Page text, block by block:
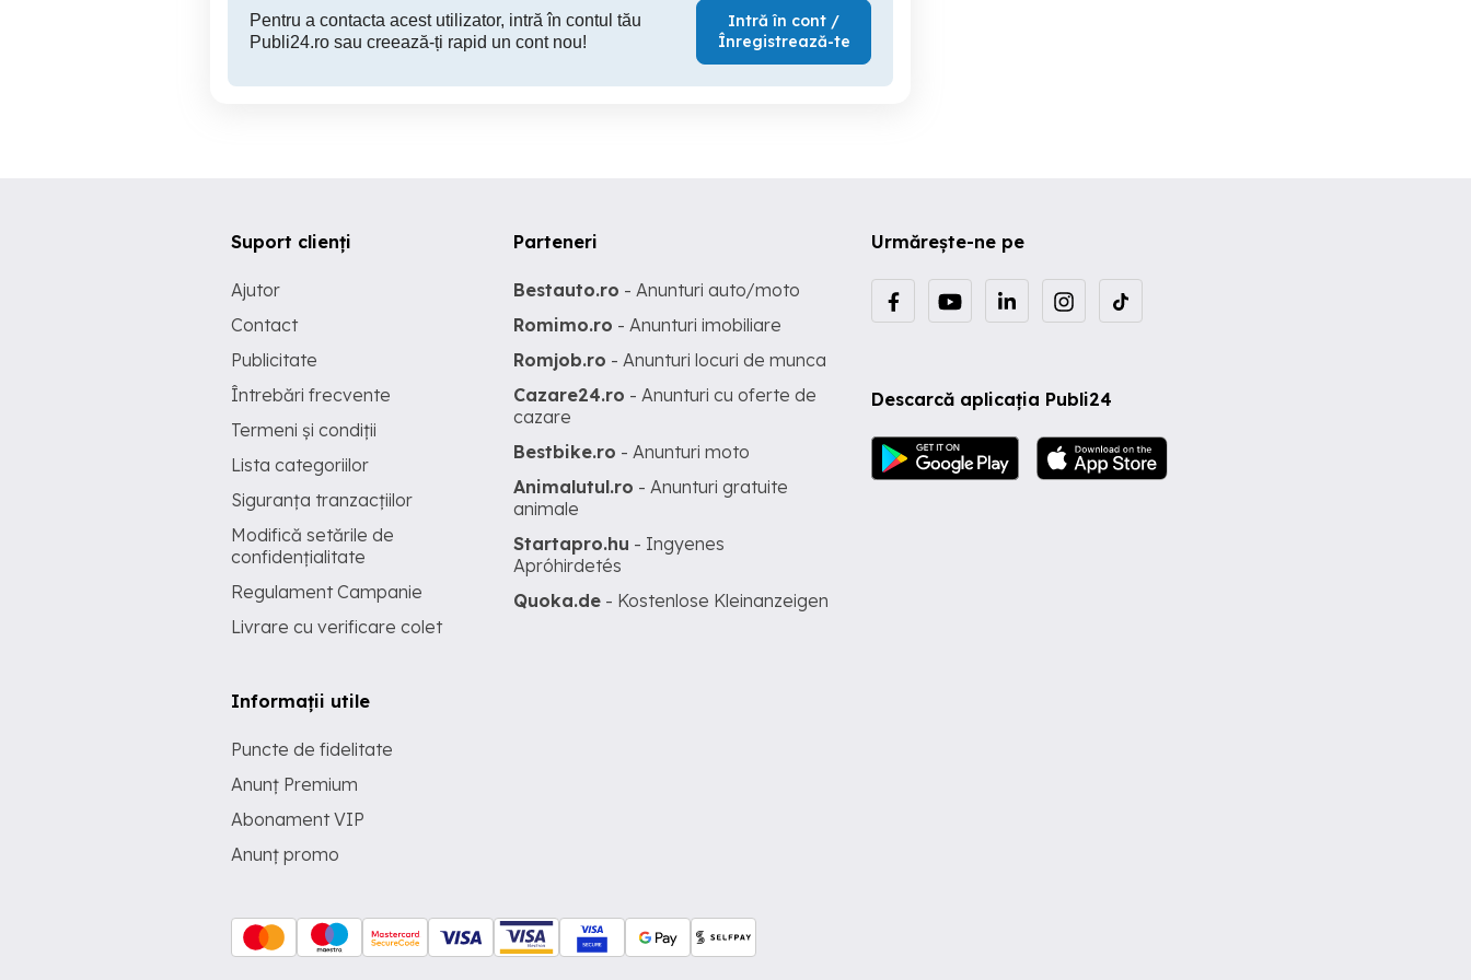
Pentru a contacta acest utilizator, intră în contul tău
Publi24.ro sau creează-ți rapid un cont nou!
Intră în cont /
Înregistrează-te
Urmărește-ne pe
Descarcă aplicația Publi24
Suport clienți
Ajutor
Contact
Publicitate
Întrebări frecvente
Termeni și condiții
Lista categoriilor
Siguranța tranzacțiilor
Modifică setările de
confidențialitate
Regulament Campanie
Livrare cu verificare colet
Informații utile
Puncte de fidelitate
Anunț Premium
Abonament VIP
Anunț promo
Parteneri
Bestauto.ro - Anunturi auto/moto
Romimo.ro - Anunturi imobiliare
Romjob.ro - Anunturi locuri de munca
Cazare24.ro - Anunturi cu oferte de
cazare
Bestbike.ro - Anunturi moto
Animalutul.ro - Anunturi gratuite
animale
Startapro.hu - Ingyenes
Apróhirdetés
Quoka.de - Kostenlose Kleinanzeigen